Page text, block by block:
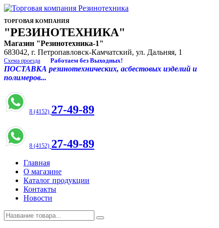
ТОРГОВАЯ КОМПАНИЯ
"РЕЗИНОТЕХНИКА"
Магазин "Резинотехника-1"
683042, г. Петропавловск-Камчатский, ул. Дальняя, 1
Схема проезда Работаем без Выходных!
ПОСТАВКА резинотехнических, асбестовых изделий и
полимеров...
8 (4152) 27-49-89
8 (4152) 27-49-89
Главная
О магазине
Каталог продукции
Контакты
Новости